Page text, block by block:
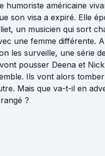
humoriste américaine
son visa a expiré. Elle
un musicien qui sort
une femme différente.
les surveille, une série
pousser Deena et
Ils vont alors
Mais que va-t-il en
?